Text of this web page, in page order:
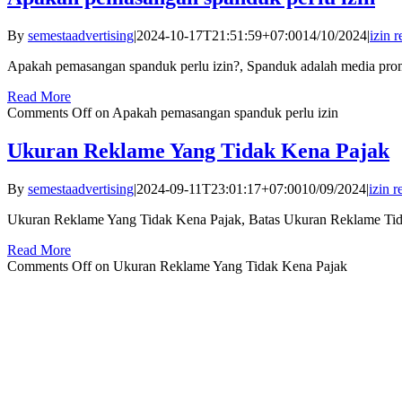
By semestaadvertising|2024-10-17T21:51:59+07:0014/10/2024|izin
Apakah pemasangan spanduk perlu izin?, Spanduk adalah media
Read More
Comments Offon Apakah pemasangan spanduk perlu izin
Ukuran Reklame Yang Tidak Kena Pajak
By semestaadvertising|2024-09-11T23:01:17+07:0010/09/2024|izin
Ukuran Reklame Yang Tidak Kena Pajak, Batas Ukuran Reklame
Read More
Comments Offon Ukuran Reklame Yang Tidak Kena Pajak